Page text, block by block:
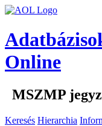
Online
MSZMP
Keresés Hierarchia